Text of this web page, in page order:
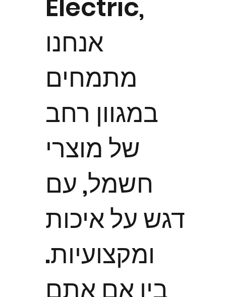
Electric,
אנחנו
מתמחים
במגוון רחב
של מוצרי
חשמל, עם
דגש על איכות
ומקצועיות.
בין אם אתם